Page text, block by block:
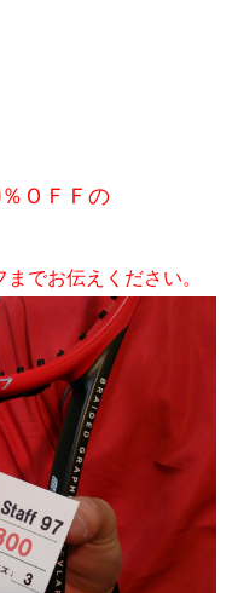
ＯＦＦの
でお伝えください。